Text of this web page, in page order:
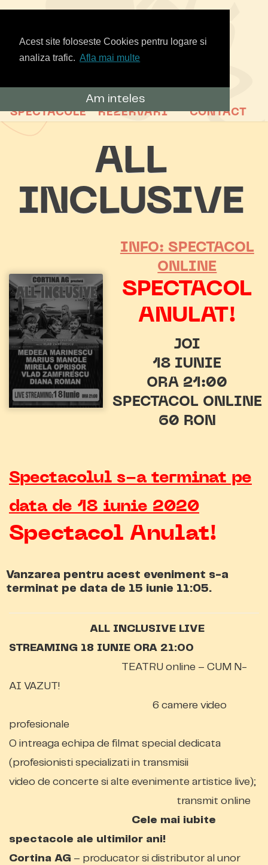
Acest site foloseste Cookies pentru logare si
analiza trafic. Afla mai multe
Am inteles
SPECTACOLE REZERVARI CONTACT
ALL
INCLUSIVE
INFO: SPECTACOL
ONLINE
SPECTACOL
ANULAT!
JOI
18 IUNIE
ORA 21:00
SPECTACOL ONLINE
60 RON
Spectacolul s-a terminat pe
data de 18 iunie 2020
Spectacol Anulat!
Vanzarea pentru acest eveniment s-a
terminat pe data de 15 iunie 11:05.
ALL INCLUSIVE LIVE
STREAMING 18 IUNIE ORA 21:00
TEATRU online – CUM N-
AI VAZUT!
6 camere video
profesionale
O intreaga echipa de filmat special dedicata
(profesionisti specializati in transmisii
video de concerte si alte evenimente artistice live);
transmit online
Cele mai iubite
spectacole ale ultimilor ani!
Cortina AG – producator si distributor al unor